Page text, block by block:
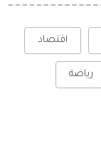
اقتصاد
رياضة